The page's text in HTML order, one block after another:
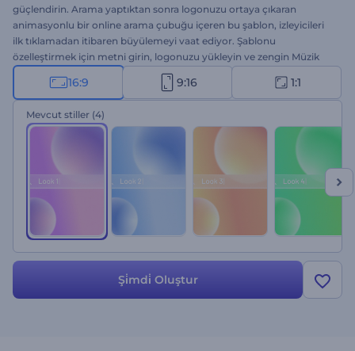
güçlendirin. Arama yaptıktan sonra logonuzu ortaya çıkaran
animasyonlu bir online arama çubuğu içeren bu şablon, izleyicileri
ilk tıklamadan itibaren büyülemeyi vaat ediyor. Şablonu
özelleştirmek için metni girin, logonuzu yükleyin ve zengin Müzik
Kitaplığımızdan bir arkaplan müziği ekleyin. Sunumlar, reklamlar,
YouTube kanalı introları, şirket logosu gösterimleri gibi birçok proje
için ideal. Hemen oluşturun!
16:9 9:16 1:1
Mevcut stiller (4)
Şi̇mdi̇ Oluştur